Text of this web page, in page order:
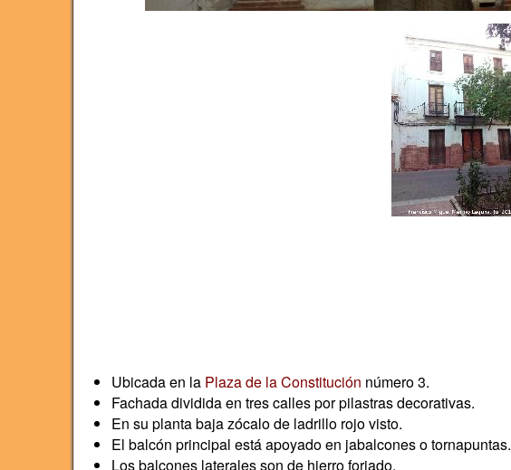
Ubicada en la Plaza de la Constitución número 3.
Fachada dividida en tres calles por pilastras decorativas.
En su planta baja zócalo de ladrillo rojo visto.
El balcón principal está apoyado en jabalcones o tornapuntas.
Los balcones laterales son de hierro forjado.